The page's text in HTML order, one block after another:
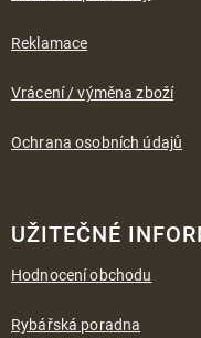
Reklamace
Vrácení / výměna zboží
Ochrana osobních údajů
UŽITEČNÉ
Hodnocení obchodu
Rybářská poradna